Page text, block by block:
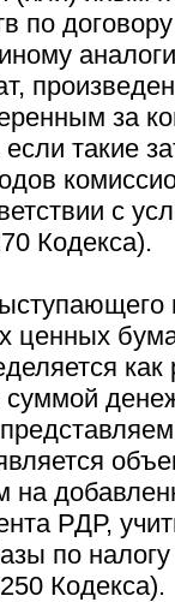
по
за
такие
с
Кодекса).
ценных
на
РДР,
по
Кодекса).